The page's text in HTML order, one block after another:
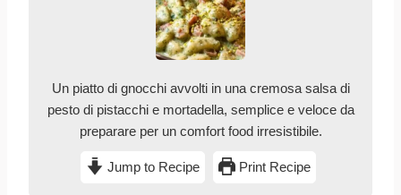
Un piatto di gnocchi avvolti in una cremosa salsa di
pesto di pistacchi e mortadella, semplice e veloce da
preparare per un comfort food irresistibile.
Jump to Recipe Print Recipe